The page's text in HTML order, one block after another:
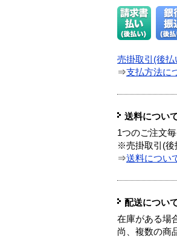
売掛取引(後払
⇒支払方法に
送料につい
1つのご注文
※売掛取引(後
⇒送料につい
配送につい
在庫がある場
尚、複数の商